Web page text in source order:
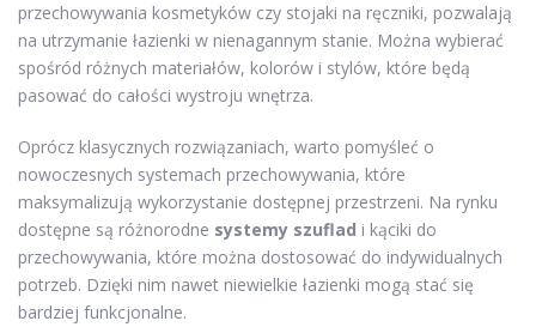
przechowywania kosmetyków czy stojaki na ręczniki, pozwalają
na utrzymanie łazienki w nienagannym stanie. Można wybierać
spośród różnych materiałów, kolorów i stylów, które będą
pasować do całości wystroju wnętrza.
Oprócz klasycznych rozwiązaniach, warto pomyśleć o
nowoczesnych systemach przechowywania, które
maksymalizują wykorzystanie dostępnej przestrzeni. Na rynku
dostępne są różnorodne systemy szuflad i kąciki do
przechowywania, które można dostosować do indywidualnych
potrzeb. Dzięki nim nawet niewielkie łazienki mogą stać się
bardziej funkcjonalne.